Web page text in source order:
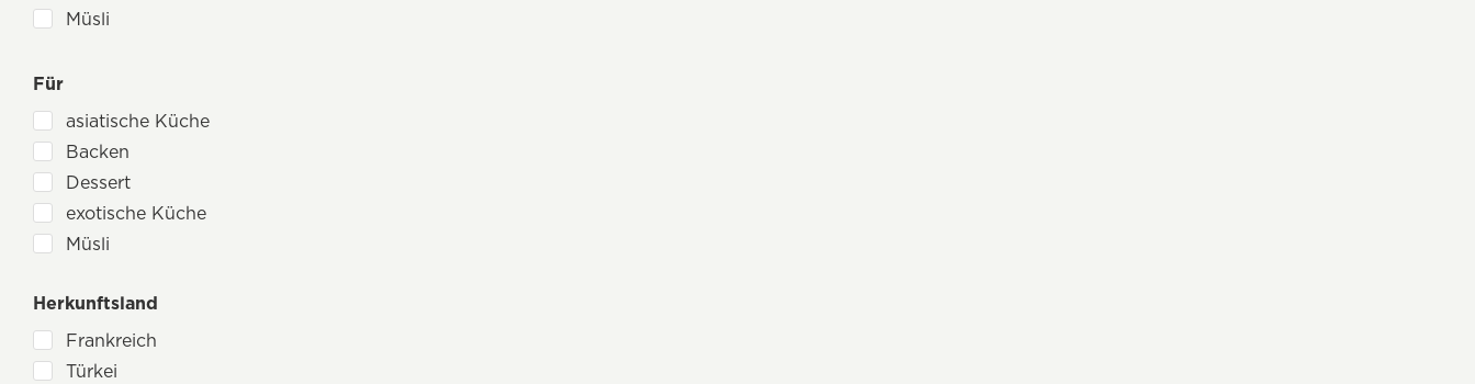
ohne Schweinefleisch
ohne Sesam
ohne Soja
ohne Sulfite
ohne Vanillin
ohne Weichtiere
ohne Zimt
Müsli
Für
asiatische Küche
Backen
Dessert
exotische Küche
Müsli
Smoothie
Herkunftsland
Frankreich
Türkei